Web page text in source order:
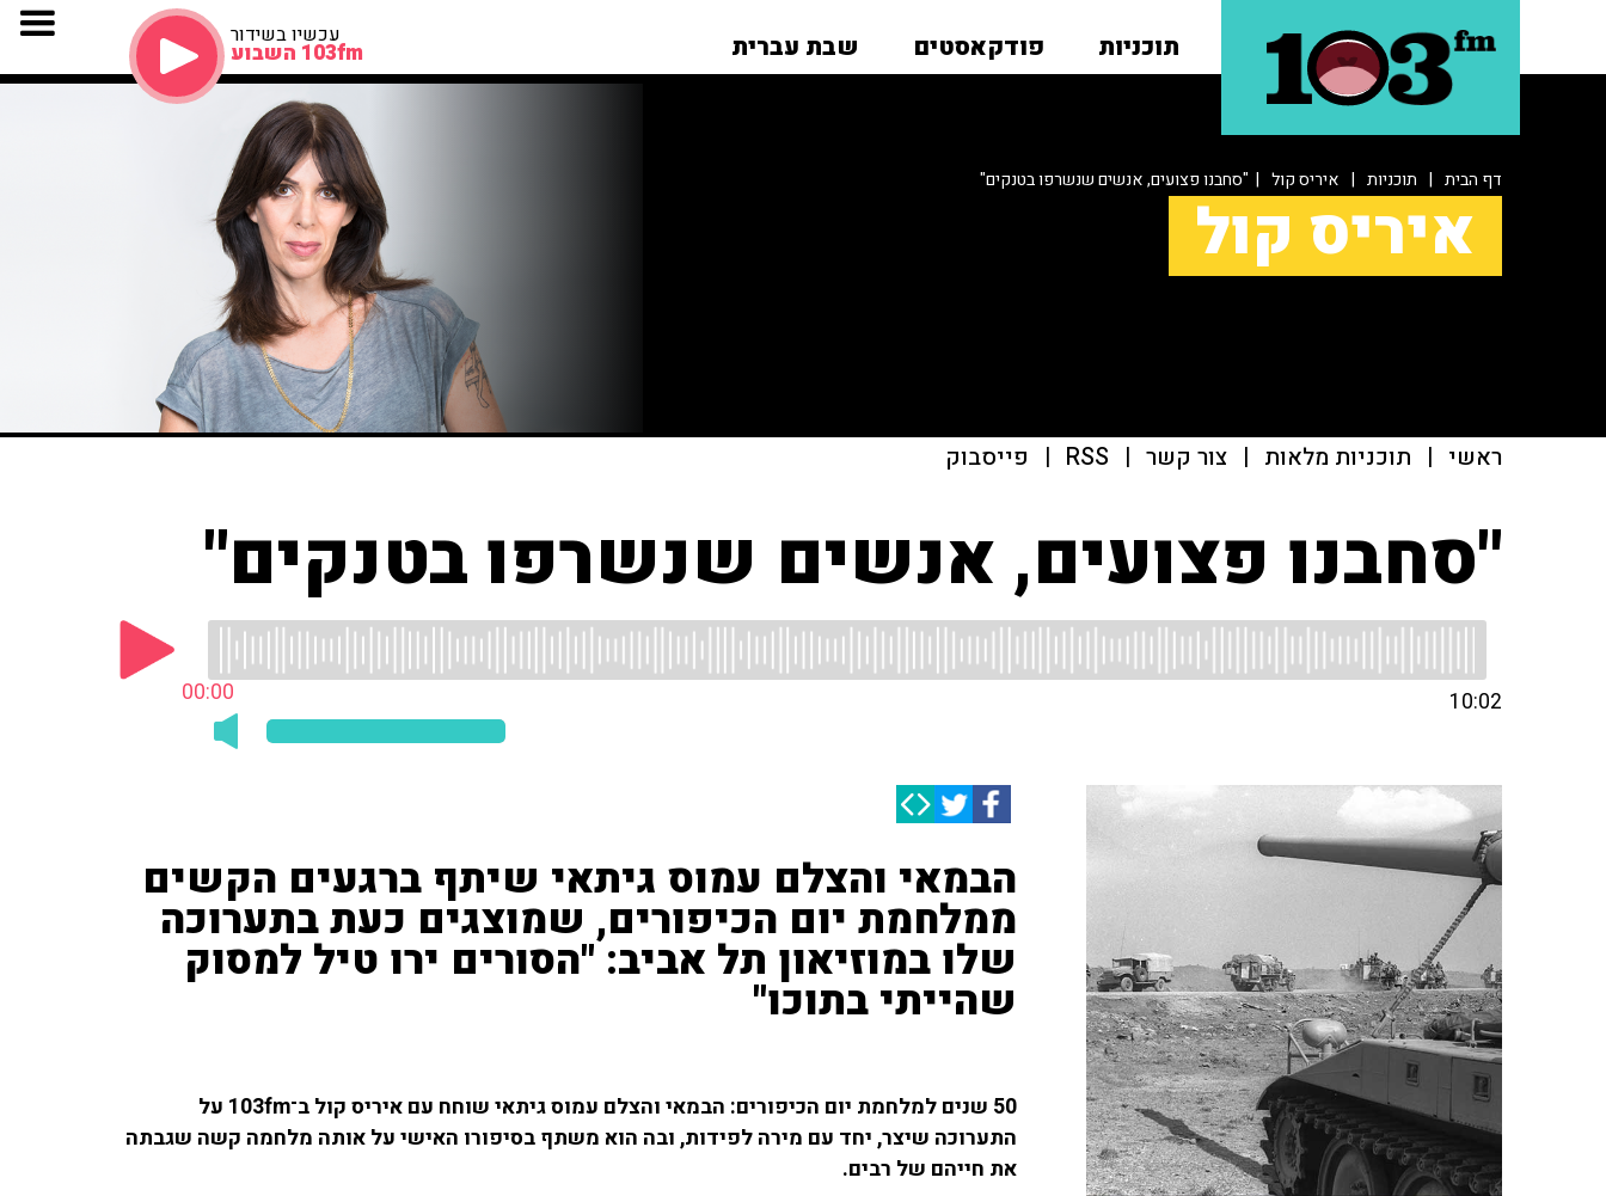
תוכניות פודקאסטים שבת עברית עכשיו בשידור
103fm השבוע
דף הבית | תוכניות | איריס קול | "סחבנו פצועים, אנשים שנשרפו בטנקים"
איריס קול
ראשי | תוכניות מלאות | צור קשר |
RSS
| פייסבוק
"סחבנו פצועים, אנשים שנשרפו בטנקים"
00:00 10:02
הבמאי והצלם עמוס גיתאי שיתף ברגעים הקשים
ממלחמת יום הכיפורים, שמוצגים כעת בתערוכה
שלו במוזיאון תל אביב: "הסורים ירו טיל למסוק
שהייתי בתוכו"
50 שנים למלחמת יום הכיפורים: הבמאי והצלם עמוס גיתאי שוחח עם איריס קול ב־103fm על
התערוכה שיצר, יחד עם מירה לפידות, ובה הוא משתף בסיפורו האישי על אותה מלחמה קשה שגבתה
את חייהם של רבים.